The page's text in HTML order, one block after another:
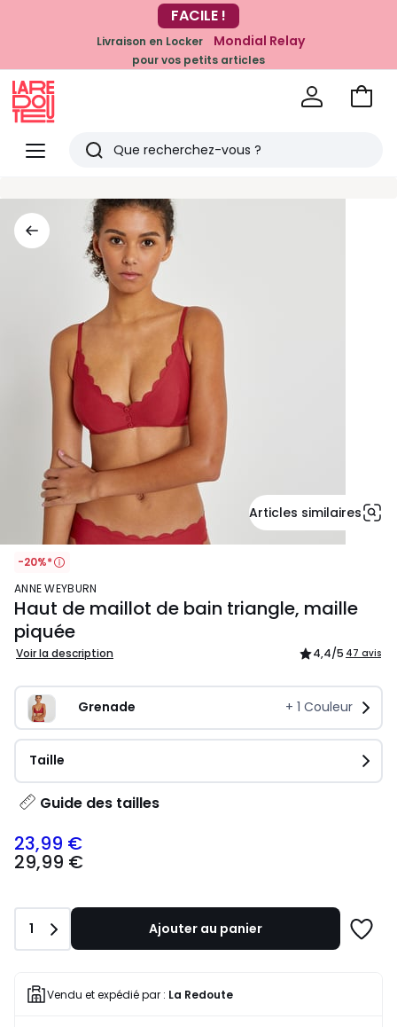
-20% dès 39€*
sur la mode
FACILE !
Livraison en Locker Mondial Relay
pour vos petits articles
Menu
Redoute
Rechercher
articles
vus
Voir
Articles similaires
-20%*
ANNE WEYBURN
Haut de maillot de bain triangle, maille
piquée
Voir la description 4,4/5 47 avis
Grenade + 1 Couleur
Taille
Guide des tailles
29,99
€
programme
pour
23,99 €
29,99 €
Quantité
1 Ajouter au panier
Vendu et expédié par : La Redoute